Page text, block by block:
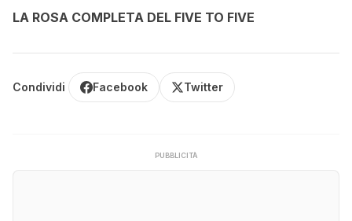
LA ROSA COMPLETA DEL FIVE TO FIVE
Condividi Facebook Twitter
PUBBLICITÀ